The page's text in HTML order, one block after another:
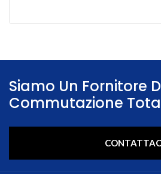
Siamo Un Fornitore
Commutazione